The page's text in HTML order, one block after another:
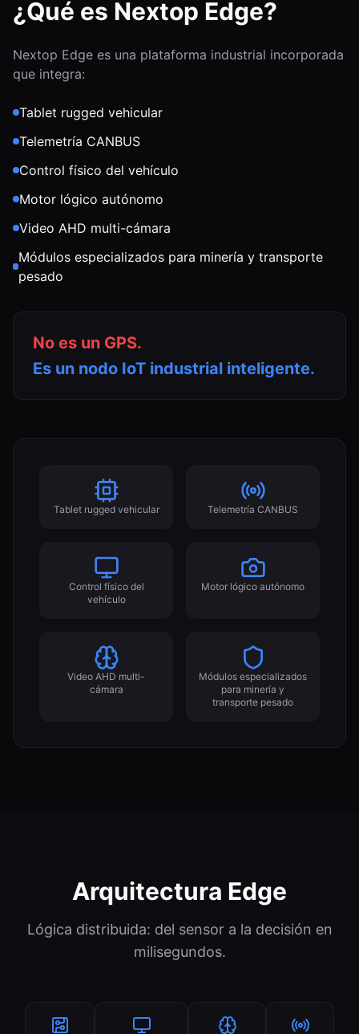
¿Qué es Nextop Edge?
Nextop Edge es una plataforma industrial incorporada
que integra:
Tablet rugged vehicular
Telemetría CANBUS
Control físico del vehículo
Motor lógico autónomo
Video AHD multi-cámara
Módulos especializados para minería y transporte
pesado
No es un GPS.
Es un nodo IoT industrial inteligente.
Tablet rugged vehicular Telemetría CANBUS
Control físico del
vehículo
Motor lógico autónomo
Video AHD multi-
cámara
Módulos especializados
para minería y
transporte pesado
Arquitectura Edge
Lógica distribuida: del sensor a la decisión en
milisegundos.